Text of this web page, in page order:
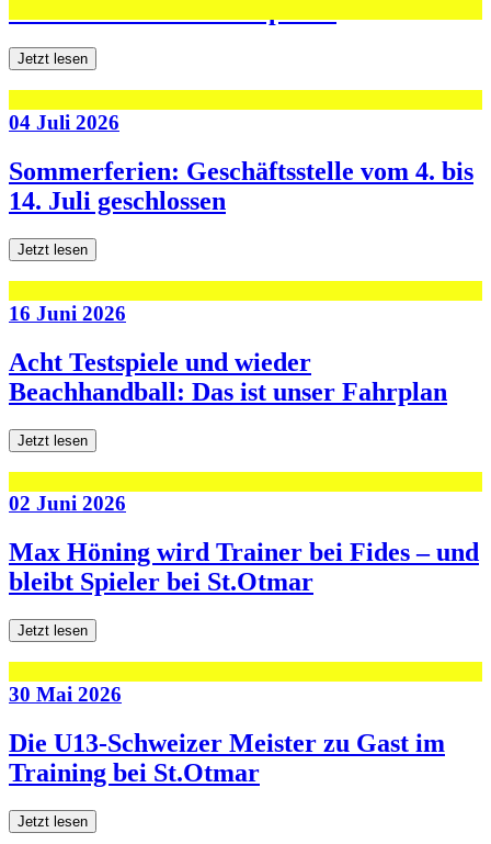
Jetzt lesen
04 Juli 2026
Sommerferien: Geschäftsstelle vom 4. bis
14. Juli geschlossen
Jetzt lesen
16 Juni 2026
Acht Testspiele und wieder
Beachhandball: Das ist unser Fahrplan
Jetzt lesen
02 Juni 2026
Max Höning wird Trainer bei Fides – und
bleibt Spieler bei St.Otmar
Jetzt lesen
30 Mai 2026
Die U13-Schweizer Meister zu Gast im
Training bei St.Otmar
Jetzt lesen